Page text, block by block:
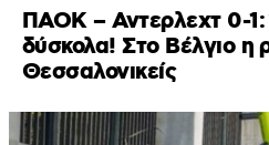
ΠΑΟΚ – Αντερλεχτ 0-
δύσκολα! Στο Βέλγιο η
Θεσσαλονικείς